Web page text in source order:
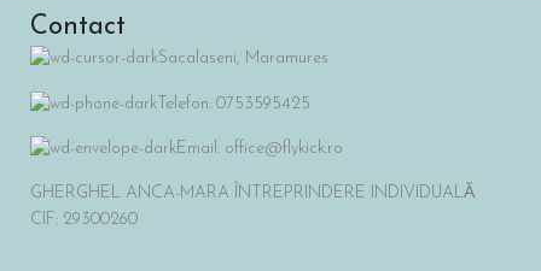
Contact
Sacalaseni, Maramures
Telefon: 0753595425
Email: office@flykick.ro
GHERGHEL ANCA-MARA ÎNTREPRINDERE INDIVIDUALĂ
CIF: 29300260